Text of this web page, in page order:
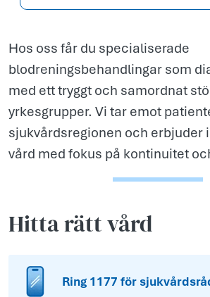
Hos oss får du specialiserade
blodreningsbehandlingar som
med ett tryggt och samordnat
yrkesgrupper. Vi tar emot
sjukvårdsregionen och erbjuder
vård med fokus på kontinuitet
Hitta rätt vård
Ring 1177 för